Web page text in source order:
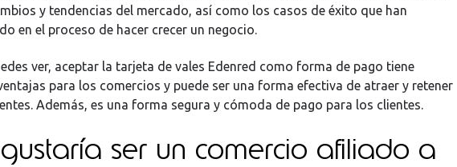
y tendencias del mercado, así como los casos de éxito que han
en el proceso de hacer crecer un negocio.
ver, aceptar la tarjeta de vales Edenred como forma de pago tiene
para los comercios y puede ser una forma efectiva de atraer y retener
Además, es una forma segura y cómoda de pago para los clientes.
ser un comercio afiliado a